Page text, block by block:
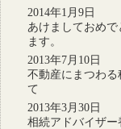
2014年1月9日
あけましておめで
ます。
2013年7月10日
不動産にまつわる
て
2013年3月30日
相続アドバイザー